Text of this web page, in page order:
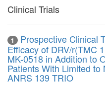
Clinical Trials
1
Prospective Clinical
Efficacy of DRV/r(TMC
MK-0518 in Addition to
Patients With Limited to
ANRS 139 TRIO